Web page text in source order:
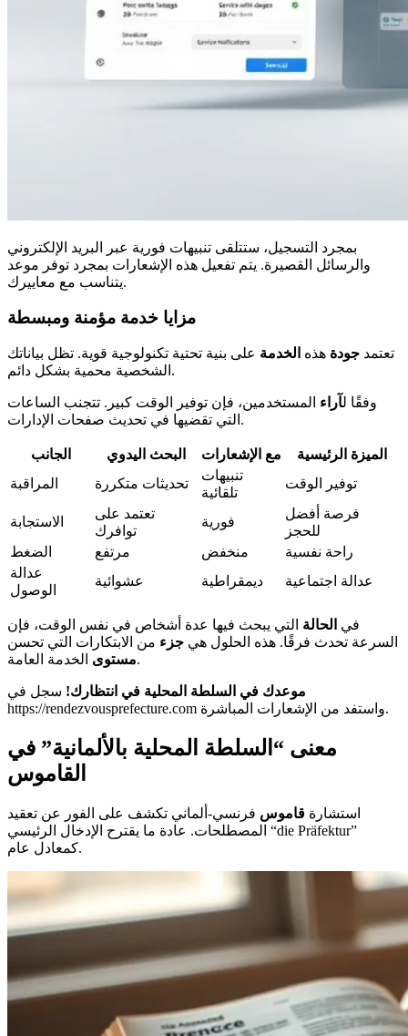
بمجرد التسجيل، ستتلقى تنبيهات فورية عبر البريد الإلكتروني
والرسائل القصيرة. يتم تفعيل هذه الإشعارات بمجرد توفر موعد
يتناسب مع معاييرك.
مزايا خدمة مؤمنة ومبسطة
تعتمد جودة هذه الخدمة على بنية تحتية تكنولوجية قوية. تظل بياناتك
الشخصية محمية بشكل دائم.
وفقًا لآراء المستخدمين، فإن توفير الوقت كبير. تتجنب الساعات
التي تقضيها في تحديث صفحات الإدارات.
الجانب البحث اليدوي مع الإشعارات
الميزة الرئيسية
المراقبة
تحديثات متكررة
تنبيهات
تلقائية
توفير الوقت
الاستجابة
تعتمد على
توافرك
فورية
فرصة أفضل
للحجز
الضغط
مرتفع منخفض
راحة نفسية
عدالة
الوصول
عشوائية ديمقراطية عدالة اجتماعية
في الحالة التي يبحث فيها عدة أشخاص في نفس الوقت، فإن
السرعة تحدث فرقًا. هذه الحلول هي جزء من الابتكارات التي تحسن
مستوىالخدمة العامة.
موعدك في السلطة المحلية في انتظارك! سجل في
https://rendezvousprefecture.com واستفد من الإشعارات المباشرة.
معنى “السلطة المحلية بالألمانية” في
القاموس
استشارة قاموس فرنسي-ألماني تكشف على الفور عن تعقيد
المصطلحات. عادة ما يقترح الإدخال الرئيسي “die Präfektur”
كمعادل عام.